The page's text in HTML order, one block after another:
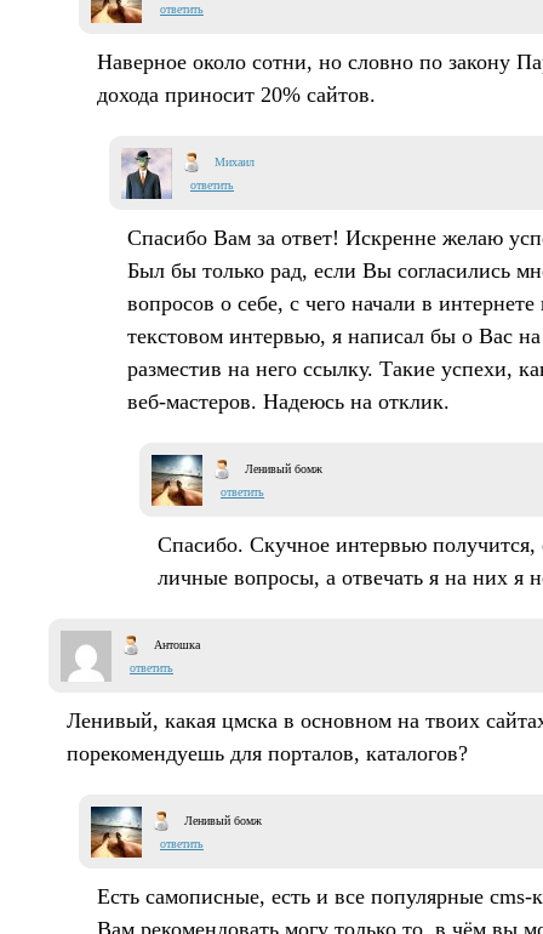
ответить
Наверное около сотни, но словно по закону
дохода приносит 20% сайтов.
Михаил
ответить
Спасибо Вам за ответ! Искренне желаю
Был бы только рад, если Вы согласились
вопросов о себе, с чего начали в интернете
текстовом интервью, я написал бы о Вас
разместив на него ссылку. Такие успехи,
веб-мастеров. Надеюсь на отклик.
Ленивый бомж
ответить
Спасибо. Скучное интервью получится,
личные вопросы, а отвечать я на них я
Антошка
ответить
Ленивый, какая цмска в основном на твоих
порекомендуешь для порталов, каталогов?
Ленивый бомж
ответить
Есть самописные, есть и все популярные cms-
Вам рекомендовать могу только то, в чём вы